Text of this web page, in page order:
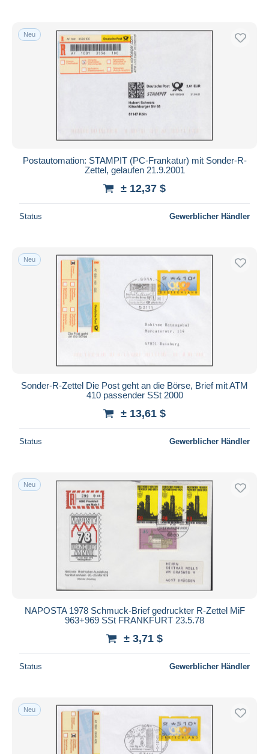
Neu
Postautomation: STAMPIT (PC-Frankatur) mit Sonder-R-
Zettel, gelaufen 21.9.2001
± 12,37 $
Status Gewerblicher Händler
Neu
Sonder-R-Zettel Die Post geht an die Börse, Brief mit ATM
410 passender SSt 2000
± 13,61 $
Status Gewerblicher Händler
Neu
NAPOSTA 1978 Schmuck-Brief gedruckter R-Zettel MiF
963+969 SSt FRANKFURT 23.5.78
± 3,71 $
Status Gewerblicher Händler
Neu